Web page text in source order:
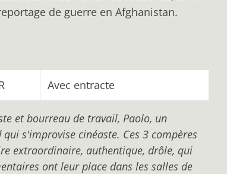
de guerre en Afghanistan.
Avec entracte
et bourreau de travail, Paolo, un
s'improvise cinéaste. Ces 3 compères
extraordinaire, authentique, drôle, qui
ont leur place dans les salles de